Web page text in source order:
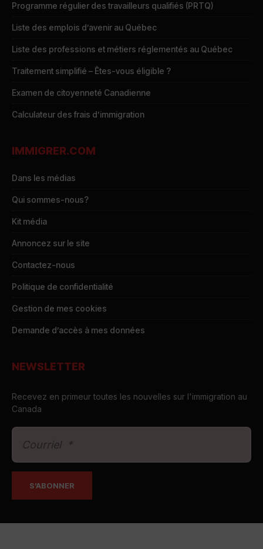
Programme régulier des travailleurs qualifiés (PRTQ)
Liste des emplois d’avenir au Québec
Liste des professions et métiers réglementés au Québec
Traitement simplifié – Êtes-vous éligible ?
Examen de citoyenneté Canadienne
Calculateur des frais d’immigration
IMMIGRER.COM
Dans les médias
Qui sommes-nous?
Kit média
Annoncez sur le site
Contactez-nous
Politique de confidentialité
Gestion de mes cookies
Demande d’accès à mes données
NEWSLETTER
Recevez en primeur toutes les nouvelles sur l'immigration au
Canada